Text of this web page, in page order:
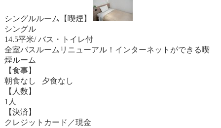
シングルルーム【喫煙】
シングル
14.5平米/ バス・トイレ付
全室バスルームリニューアル！インターネットができる喫
煙ルーム
【食事】
朝食なし 夕食なし
【人数】
1人
【決済】
クレジットカード／現金